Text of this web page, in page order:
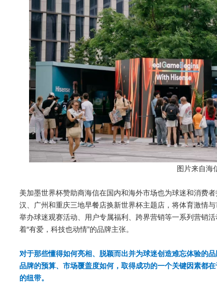
图片来自海
美加墨世界杯赞助商海信在国内和海外市场也为球迷和消费
汉、广州和重庆三地早餐店换新世界杯主题店，将体育激情
举办球迷观赛活动、用户专属福利、跨界营销等一系列营销
着“有爱，科技也动情”的品牌主张。
对于那些懂得如何亮相、脱颖而出并为球迷创造难忘体验的
品牌的预算、市场覆盖度如何，取得成功的一个关键因素都
的纽带。